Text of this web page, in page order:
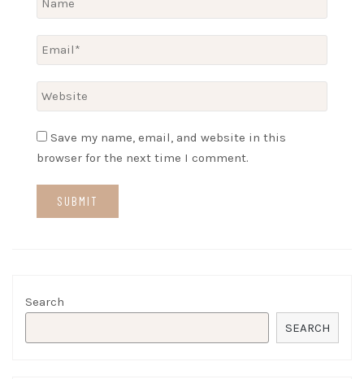
Save my name, email, and website in this
browser for the next time I comment.
Search
SEARCH